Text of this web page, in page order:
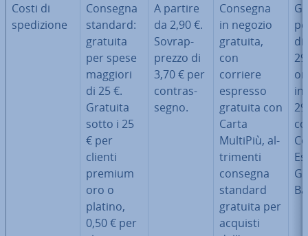
Costi di
spe­di­zio­ne
Consegna
standard:
gratuita
per spese
maggiori
di 25 €.
Gratuita
sotto i 25
€ per
clienti
premium
oro o
platino,
0,50 € per
A partire
da 2,90 €.
So­vrap­
prez­zo di
3,70 € per
con­tras­
se­gno.
Consegna
in negozio
gratuita,
con
corriere
espresso
gratuita con
Carta
MultiPiù, al­
tri­men­ti
consegna
standard
gratuita per
acquisti
di